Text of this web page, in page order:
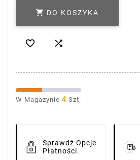
 DO KOSZYKA
 
W Magazynie 4 Szt.
Sprawdź Opcje
Płatności.